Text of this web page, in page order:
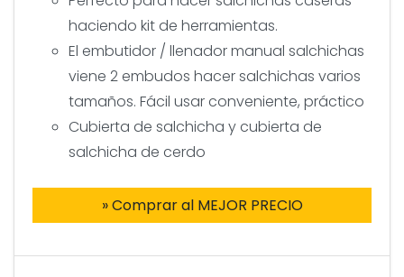
haciendo kit de herramientas.
El embutidor / llenador manual salchichas
viene 2 embudos hacer salchichas varios
tamaños. Fácil usar conveniente, práctico
Cubierta de salchicha y cubierta de
salchicha de cerdo
» Comprar al MEJOR PRECIO